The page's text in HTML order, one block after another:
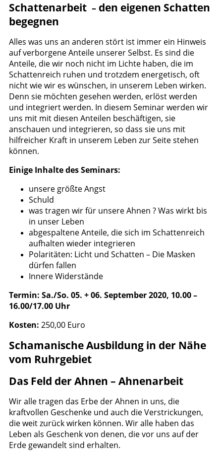
Schattenarbeit – den eigenen Schatten
begegnen
Alles was uns an anderen stört ist immer ein Hinweis
auf verborgene Anteile unserer Selbst. Es sind die
Anteile, die wir noch nicht im Lichte haben, die im
Schattenreich ruhen und trotzdem energetisch, oft
nicht wie wir es wünschen, in unserem Leben wirken.
Denn sie möchten gesehen werden, erlöst werden
und integriert werden. In diesem Seminar werden wir
uns mit mit diesen Anteilen beschäftigen, sie
anschauen und integrieren, so dass sie uns mit
hilfreicher Kraft in unserem Leben zur Seite stehen
können.
Einige Inhalte des Seminars:
unsere größte Angst
Schuld
was tragen wir für unsere Ahnen ? Was wirkt bis
in unser Leben
abgespaltene Anteile, die sich im Schattenreich
aufhalten wieder integrieren
Polaritäten: Licht und Schatten – Die Masken
dürfen fallen
Innere Widerstände
Termin: Sa./So. 05. + 06. September 2020, 10.00 –
16.00/17.00 Uhr
Kosten: 250,00 Euro
Schamanische Ausbildung in der Nähe
vom Ruhrgebiet
Das Feld der Ahnen – Ahnenarbeit
Wir alle tragen das Erbe der Ahnen in uns, die
kraftvollen Geschenke und auch die Verstrickungen,
die weit zurück wirken können. Wir alle haben das
Leben als Geschenk von denen, die vor uns auf der
Erde gewandelt sind erhalten.